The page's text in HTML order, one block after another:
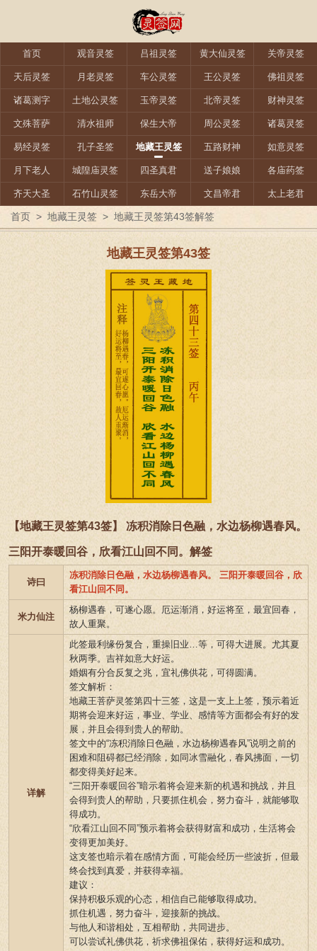
首页 观音灵签 吕祖灵签 黄大仙灵签 关帝灵签
天后灵签 月老灵签 车公灵签 王公灵签 佛祖灵签
诸葛测字 土地公灵签 玉帝灵签 北帝灵签 财神灵签
文殊菩萨 清水祖师 保生大帝 周公灵签 诸葛灵签
易经灵签 孔子圣签 地藏王灵签 五路财神 如意灵签
月下老人 城隍庙灵签 四圣真君 送子娘娘 各庙药签
齐天大圣 石竹山灵签 东岳大帝 文昌帝君 太上老君
首页 > 地藏王灵签 > 地藏王灵签第43签解签
地藏王灵签第43签
【地藏王灵签第43签】 冻积消除日色融，水边杨柳遇春风。
三阳开泰暖回谷，欣看江山回不同。解签
诗曰
冻积消除日色融，水边杨柳遇春风。 三阳开泰暖回谷，欣
看江山回不同。
米力仙注
杨柳遇春，可遂心愿。厄运渐消，好运将至，最宜回春，
故人重聚。
详解
此签最利缘份复合，重操旧业…等，可得大进展。尤其夏
秋两季。吉祥如意大好运。
婚姻有分合反复之兆，宜礼佛供花，可得圆满。
签文解析：
地藏王菩萨灵签第四十三签，这是一支上上签，预示着近
期将会迎来好运，事业、学业、感情等方面都会有好的发
展，并且会得到贵人的帮助。
签文中的“冻积消除日色融，水边杨柳遇春风”说明之前的
困难和阻碍都已经消除，如同冰雪融化，春风拂面，一切
都变得美好起来。
“三阳开泰暖回谷”暗示着将会迎来新的机遇和挑战，并且
会得到贵人的帮助，只要抓住机会，努力奋斗，就能够取
得成功。
“欣看江山回不同”预示着将会获得财富和成功，生活将会
变得更加美好。
这支签也暗示着在感情方面，可能会经历一些波折，但最
终会找到真爱，并获得幸福。
建议：
保持积极乐观的心态，相信自己能够取得成功。
抓住机遇，努力奋斗，迎接新的挑战。
与他人和谐相处，互相帮助，共同进步。
可以尝试礼佛供花，祈求佛祖保佑，获得好运和成功。